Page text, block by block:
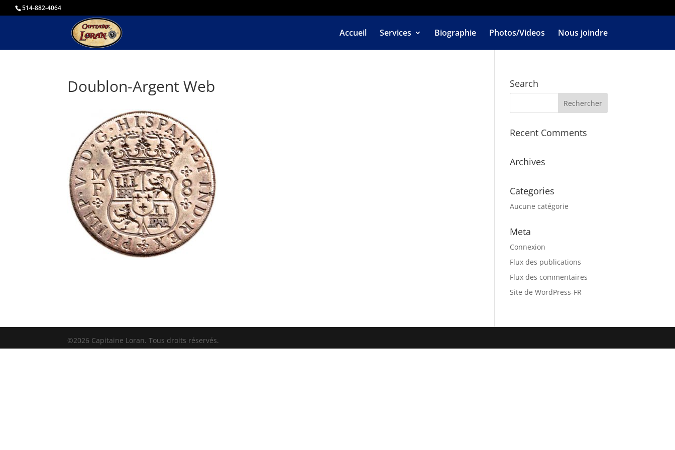
514-882-4064
Accueil Services Biographie Photos/Videos Nous joindre
Doublon-Argent Web Search
Recent Comments
Archives
Categories
Aucune catégorie
Meta
Connexion
Flux des publications
Flux des commentaires
Site de WordPress-FR
©2026 Capitaine Loran. Tous droits réservés.